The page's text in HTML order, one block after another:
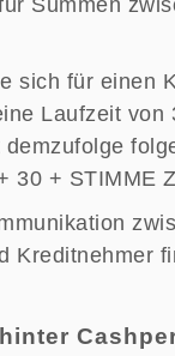
Summen
sich für einen
Laufzeit von
30 + STIMME
Kreditnehmer